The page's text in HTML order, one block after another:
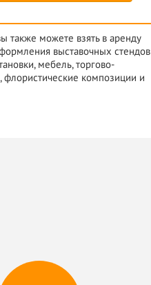
также можете взять в аренду
выставочных стендов
мебель, торгово-
флористические композиции и